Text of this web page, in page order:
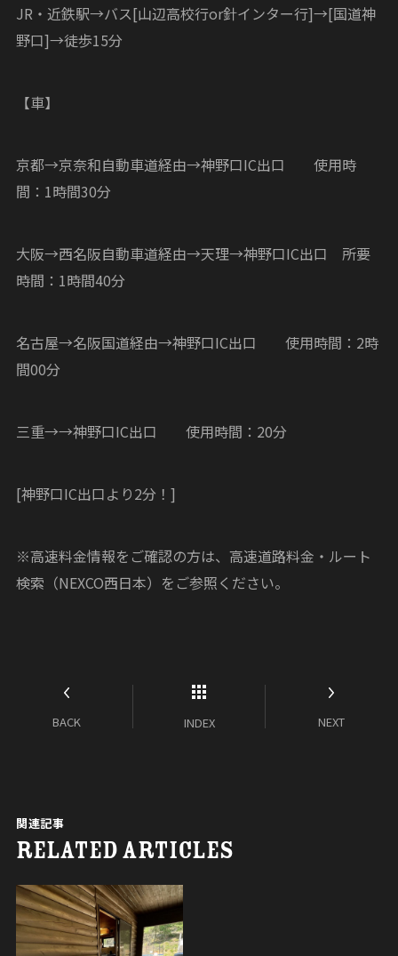
JR・近鉄駅→バス[山辺高校行or針インター行]→[国道神
野口]→徒歩15分
【車】
京都→京奈和自動車道経由→神野口IC出口 使用時
間：1時間30分
大阪→西名阪自動車道経由→天理→神野口IC出口 所要
時間：1時間40分
名古屋→名阪国道経由→神野口IC出口 使用時間：2時
間00分
三重→→神野口IC出口 使用時間：20分
[神野口IC出口より2分！]
※高速料金情報をご確認の方は、高速道路料金・ルート
検索（NEXCO西日本）をご参照ください。
BACK INDEX NEXT
関連記事
RELATED ARTICLES